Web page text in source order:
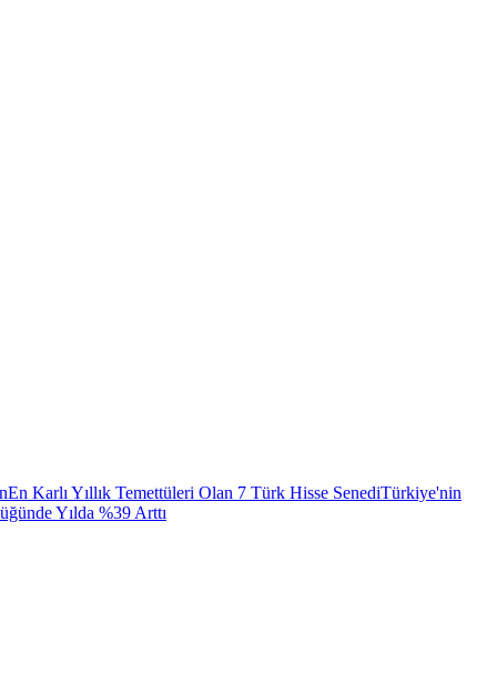
En Karlı Yıllık Temettüleri Olan 7 Türk Hisse SenediTürkiye'nin
Yılda %39 Arttı